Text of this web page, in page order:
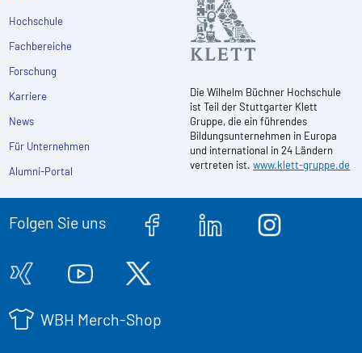
Hochschule
Fachbereiche
Forschung
Karriere
News
Für Unternehmen
Alumni-Portal
Die Wilhelm Büchner Hochschule
ist Teil der Stuttgarter Klett
Gruppe, die ein führendes
Bildungsunternehmen in Europa
und international in 24 Ländern
vertreten ist.www.klett-gruppe.de
Folgen Sie uns
WBH Merch-Shop